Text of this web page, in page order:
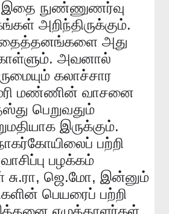
இதை நுண்ணுணர்வு
அறிந்திருக்கும்.
அது
. அவனால்
கலாச்சார
மண்ணின் வாசனை
பெறுவதும்
இருக்கும்.
பற்றி
வாசிப்பு பழக்கம்
சு.ரா, ஜெ.மோ, இன்னும்
பெயரைப் பற்றி